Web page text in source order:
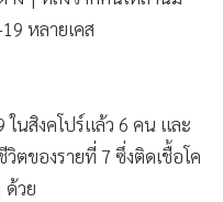
หลายเคส
นสิงคโปร์แล้ว 6 คน และ
ตของรายที่ 7 ซึ่งติดเชื้อโค
วย